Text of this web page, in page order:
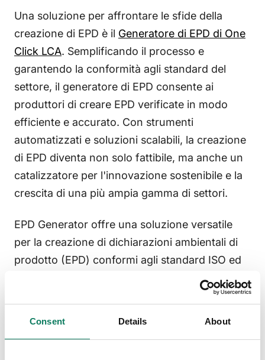
Consent Details About
Una soluzione per affrontare le sfide della
creazione di EPD è il Generatore di EPD di One
Click LCA. Semplificando il processo e
garantendo la conformità agli standard del
settore, il generatore di EPD consente ai
produttori di creare EPD verificate in modo
efficiente e accurato. Con strumenti
automatizzati e soluzioni scalabili, la creazione
di EPD diventa non solo fattibile, ma anche un
catalizzatore per l'innovazione sostenibile e la
crescita di una più ampia gamma di settori.
EPD Generator offre una soluzione versatile
per la creazione di dichiarazioni ambientali di
prodotto (EPD) conformi agli standard ISO ed
EN in vari settori. Gli utenti possono eseguire
valutazioni del ciclo di vita (LCA) illimitate e